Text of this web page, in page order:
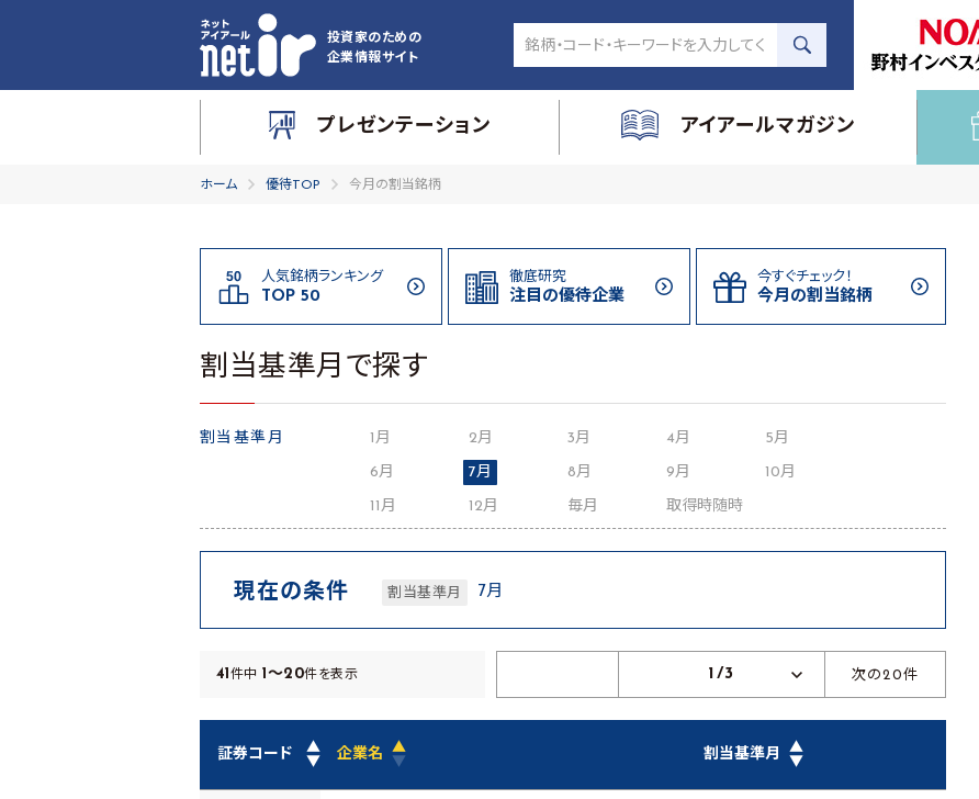
投資家のための
企業情報サイト
プレゼンテーション アイアールマガジン
ホーム 優待TOP 今月の割当銘柄
人気銘柄ランキング
TOP 50
徹底研究
注目の優待企業
今すぐチェック！
今月の割当銘柄
割当基準月で探す
割当基準月 1月 2月 3月 4月 5月
6月 7月 8月 9月 10月
11月 12月 毎月 取得時随時
現在の条件 割当基準月 7月
41 件中 1～20件を表示 1/3 次の20件
▲
証券コード ▼
▲
企業名 ▼
▲
割当基準月 ▼